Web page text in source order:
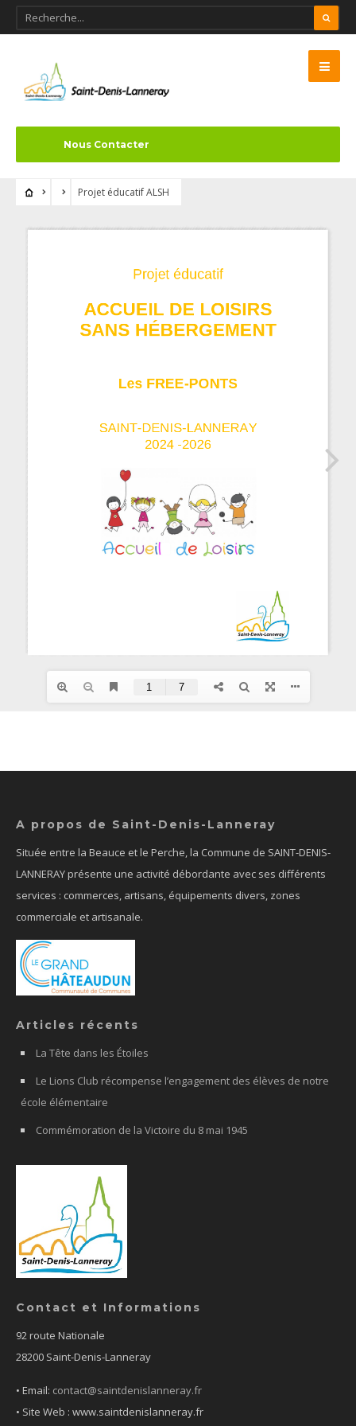
Nous Contacter
Projet éducatif ALSH
A propos de Saint-Denis-Lanneray
Située entre la Beauce et le Perche, la Commune de SAINT-DENIS-
LANNERAY présente une activité débordante avec ses différents
services : commerces, artisans, équipements divers, zones
commerciale et artisanale.
Articles récents
La Tête dans les Étoiles
Le Lions Club récompense l’engagement des élèves de notre
école élémentaire
Commémoration de la Victoire du 8 mai 1945
Contact et Informations
92 route Nationale
28200 Saint-Denis-Lanneray
• Email: contact@saintdenislanneray.fr
• Site Web : www.saintdenislanneray.fr